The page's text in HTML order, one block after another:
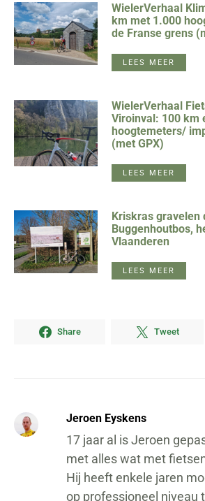
WielerVerhaal
km met 1.000
de Franse grens
LEES MEER
WielerVerhaal
Viroinval: 100 km
hoogtemeters/
(met GPX)
LEES MEER
Kriskras gravelen
Buggenhoutbos,
Vlaanderen
LEES MEER
Share Tweet
Jeroen Eyskens
17 jaar al is Jeroen
met alles wat met
Hij heeft enkele jaren
op professioneel niveau